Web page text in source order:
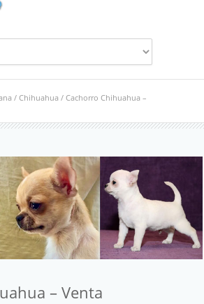
/ Chihuahua / Cachorro Chihuahua –
– Venta